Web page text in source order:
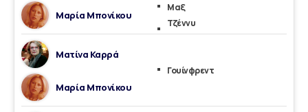
Μαρία Μπονίκου
Μαξ
Τζέννυ
Ματίνα Καρρά
Μαρία Μπονίκου
Γουίνφρεντ